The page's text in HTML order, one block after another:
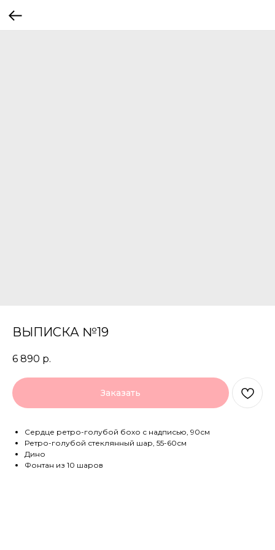
ВЫПИСКА №19
6 890 р.
Заказать
Сердце ретро-голубой бохо с надписью, 90см
Ретро-голубой стеклянный шар, 55-60см
Дино
Фонтан из 10 шаров